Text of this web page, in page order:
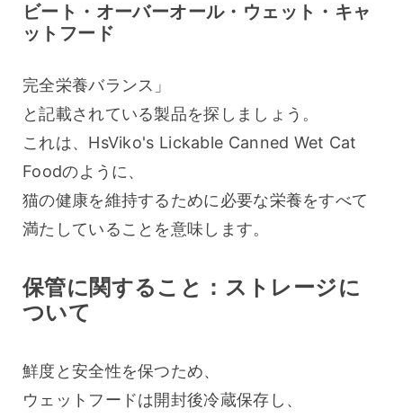
ビート・オーバーオール・ウェット・キャ
ットフード
完全栄養バランス」
と記載されている製品を探しましょう。
これは、HsViko's Lickable Canned Wet Cat
Foodのように、
猫の健康を維持するために必要な栄養をすべて
満たしていることを意味します。
保管に関すること：ストレージに
ついて
鮮度と安全性を保つため、
ウェットフードは開封後冷蔵保存し、